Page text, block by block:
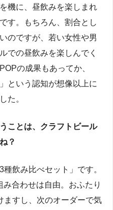
機に、昼飲みを楽しまれ
す。もちろん、割合とし
のですが、若い女性や男
での昼飲みを楽しんでく
の成果もあってか、
という認知が想像以上に
た。
ことは、クラフトビール
？
飲み比べセット」です。
合わせは自由。おふたり
ますし、次のオーダーで気